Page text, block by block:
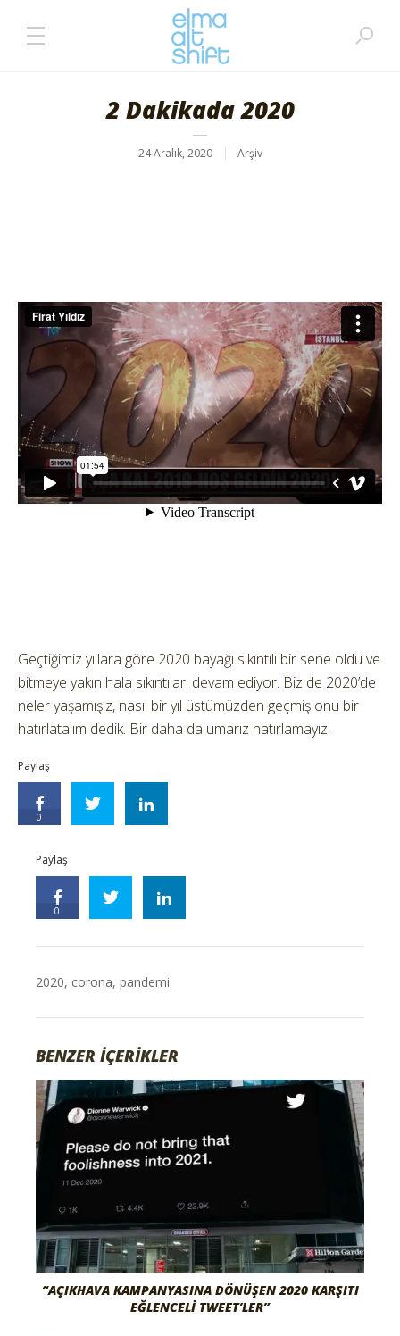
2 Dakikada 2020
24 Aralık, 2020 Arşiv
Geçtiğimiz yıllara göre 2020 bayağı sıkıntılı bir sene oldu ve
bitmeye yakın hala sıkıntıları devam ediyor. Biz de 2020’de
neler yaşamışız, nasıl bir yıl üstümüzden geçmiş onu bir
hatırlatalım dedik. Bir daha da umarız hatırlamayız.
Paylaş
0
Paylaş
0
2020, corona,pandemi
BENZER İÇERİKLER
“AÇIKHAVA KAMPANYASINA DÖNÜŞEN 2020 KARŞITI
EĞLENCELI TWEET’LER”